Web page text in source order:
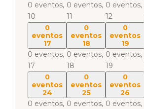
0 eventos,
10
0 eventos,
11
0 eventos,
12
0
eventos
17
0 eventos,
17
0
eventos
18
0 eventos,
18
0
eventos
19
0 eventos,
19
0
eventos
24
0 eventos,
0
eventos
25
0 eventos,
0
eventos
26
0 eventos,